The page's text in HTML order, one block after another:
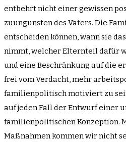
entbehrt nicht einer gewissen
zuungunsten des Vaters. Die
entscheiden können, wann sie
nimmt, welcher Elternteil dafür
und eine Beschränkung auf die
frei vom Verdacht, mehr
familienpolitisch motiviert zu
auf jeden Fall der Entwurf einer
familienpolitischen Konzeption.
Maßnahmen kommen wir nicht